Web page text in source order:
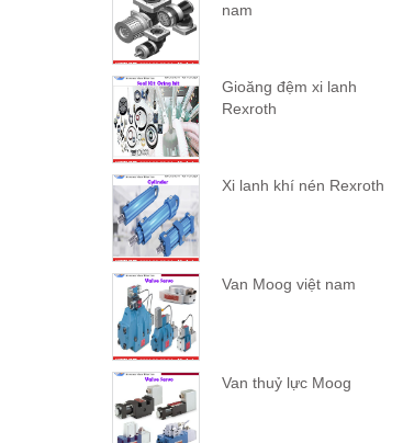
nam
Gioăng đệm xi lanh
Rexroth
Xi lanh khí nén Rexroth
Van Moog việt nam
Van thuỷ lực Moog